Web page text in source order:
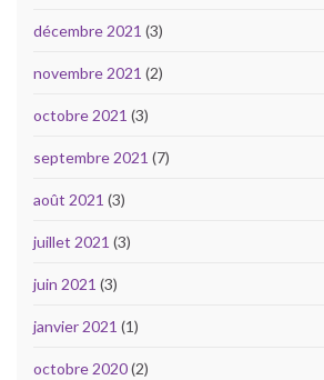
décembre 2021 (3)
novembre 2021 (2)
octobre 2021 (3)
septembre 2021 (7)
août 2021 (3)
juillet 2021 (3)
juin 2021 (3)
janvier 2021 (1)
octobre 2020(2)